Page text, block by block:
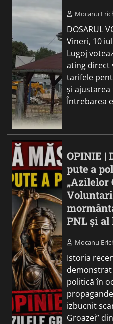
Mocanu
DOSARUL
Vineri, 10
Lugoj
ating direct
tarifele
și
Întrebarea
OPINIE |
pute a
„Azilelor
PNL și
Mocanu
Istoria
demonstrat
politică în
izbucnit
Groazei”